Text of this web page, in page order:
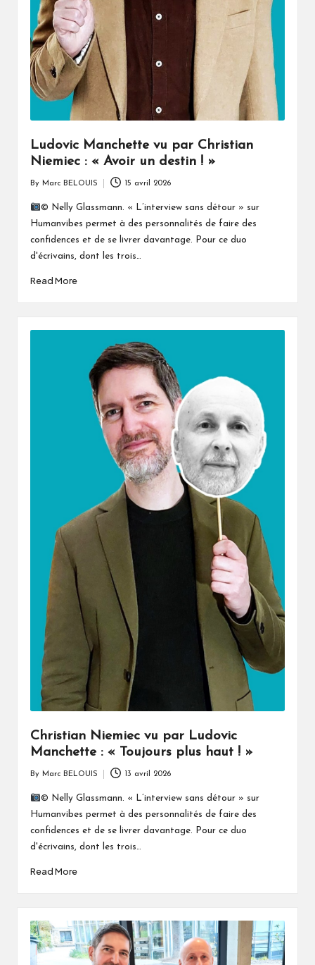
Ludovic Manchette vu par Christian
Niemiec : « Avoir un destin ! »
Posted
by
By Marc BELOUIS 15 avril 2026
© Nelly Glassmann. « L’interview sans détour » sur
Humanvibes permet à des personnalités de faire des
confidences et de se livrer davantage. Pour ce duo
d'écrivains, dont les trois…
Read More
Christian Niemiec vu par Ludovic
Manchette : « Toujours plus haut ! »
by
By Marc BELOUIS 13 avril 2026
© Nelly Glassmann. « L’interview sans détour » sur
Humanvibes permet à des personnalités de faire des
confidences et de se livrer davantage. Pour ce duo
d'écrivains, dont les trois…
Read More